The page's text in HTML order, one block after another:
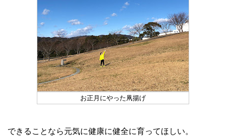
お正月にやった凧揚げ
できることなら元気に健康に健全に育ってほしい。